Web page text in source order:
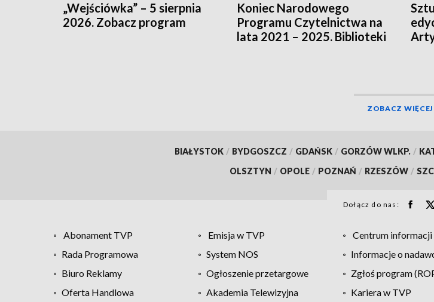
„Wejściówka” – 5 sierpnia
2026. Zobacz program
Koniec Narodowego
Programu Czytelnictwa na
lata 2021 – 2025. Biblioteki
ZOBACZ WIĘCEJ
BIAŁYSTOK / BYDGOSZCZ / GDAŃSK / GORZÓW WLKP. /
OLSZTYN / OPOLE / POZNAŃ / RZESZÓW /
Dołącz do nas:
Abonament TVP Emisja w TVP Centrum informacji
Rada Programowa
System NOS Informacje o
Biuro Reklamy
Ogłoszenie przetargowe Zgłoś program
Oferta Handlowa
Akademia Telewizyjna Kariera w TVP